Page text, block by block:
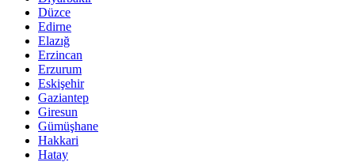
Düzce
Edirne
Elazığ
Erzincan
Erzurum
Eskişehir
Gaziantep
Giresun
Gümüşhane
Hakkari
Hatay